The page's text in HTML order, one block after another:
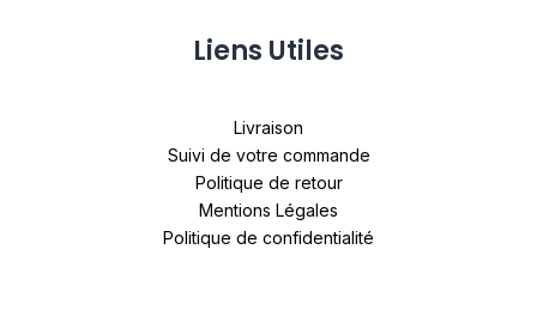
Liens Utiles
Livraison
Suivi de votre commande
Politique de retour
Mentions Légales
Politique de confidentialité